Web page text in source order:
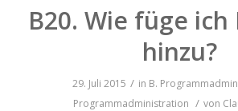
B20. Wie füge
hinzu?
29. Juli 2015 / in B.
Programmadministration / von